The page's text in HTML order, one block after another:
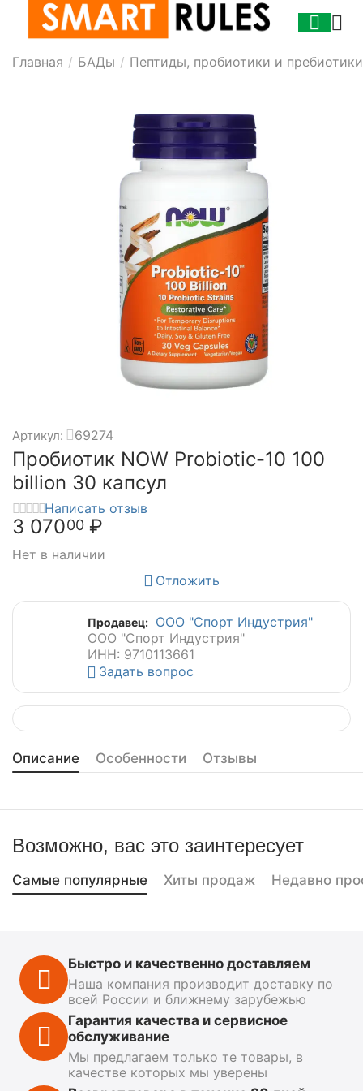
Главная / БАДы / Пептиды, пробиотики и пребиотики
Артикул: 69274
Пробиотик NOW Probiotic-10 100
billion 30 капсул
Написать отзыв
3 07000 ₽
Нет в наличии
Отложить
Продавец: ООО "Спорт Индустрия"
ООО "Спорт Индустрия"
ИНН: 9710113661
Задать вопрос
Описание Особенности Отзывы
Возможно, вас это заинтересует
Самые популярные Хиты продаж Недавно
Быстро и качественно доставляем
Наша компания производит доставку по
всей России и ближнему зарубежью
Гарантия качества и сервисное
обслуживание
Мы предлагаем только те товары, в
качестве которых мы уверены